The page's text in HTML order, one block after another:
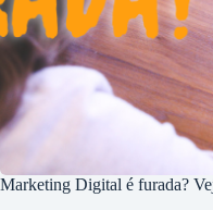
Marketing Digital é furada?